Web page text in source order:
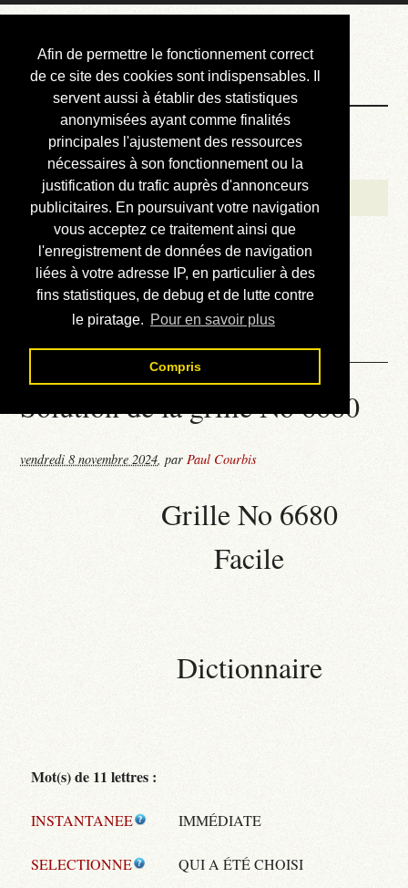
Afin de permettre le fonctionnement correct
de ce site des cookies sont indispensables. Il
servent aussi à établir des statistiques
anonymisées ayant comme finalités
principales l'ajustement des ressources
nécessaires à son fonctionnement ou la
justification du trafic auprès d'annonceurs
publicitaires. En poursuivant votre navigation
vous acceptez ce traitement ainsi que
l'enregistrement de données de navigation
liées à votre adresse IP, en particulier à des
fins statistiques, de debug et de lutte contre
le piratage. Pour en savoir plus
Compris
Courbis, « LE »
Blog Officiel
Bienvenue
Réalisations
Divers (et d’été)
Annonces
Liens externes
Téléchargement
Contact
Solution de la grille No 6680
vendredi 8 novembre 2024,parPaul Courbis
Grille No 6680
Facile
Dictionnaire
Mot(s) de 11 lettres :
INSTANTANEE IMMÉDIATE
SELECTIONNE QUI A ÉTÉ CHOISI